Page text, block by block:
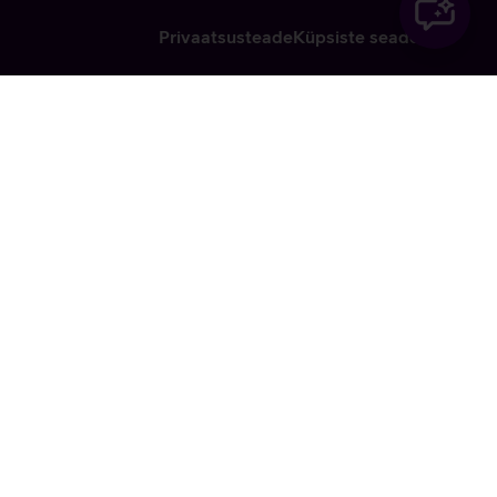
PrivaatsusteadeKüpsiste seaded